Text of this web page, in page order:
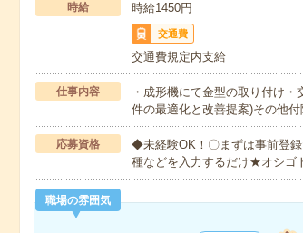
時給 時給1450円
交通費
交通費規定内支給
仕事内容
・成形機にて金型の取り付け
件の最適化と改善提案)その他
応募資格
◆未経験OK！〇まずは事前登
種などを入力するだけ★オシゴ
職場の雰囲気